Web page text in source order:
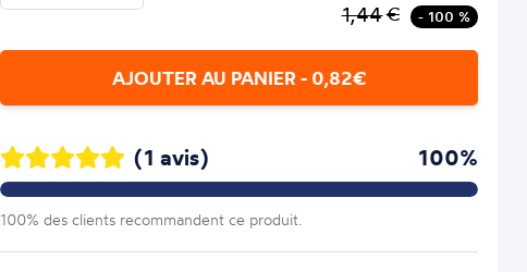
1,44€ - 100 %
AJOUTER AU PANIER - 0,82€
(1 avis) 100%
100% des clients recommandent ce produit.